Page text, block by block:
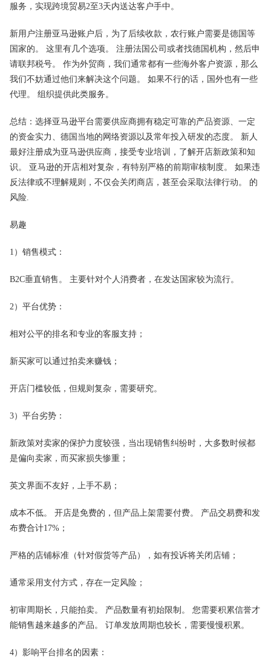
服务，实现跨境贸易2至3天内送达客户手中。
新用户注册亚马逊账户后，为了后续收款，农行账户需要是德国等
国家的。 这里有几个选项。 注册法国公司或者找德国机构，然后申
请联邦税号。 作为外贸商，我们通常都有一些海外客户资源，那么
我们不妨通过他们来解决这个问题。 如果不行的话，国外也有一些
代理。 组织提供此类服务。
总结：选择亚马逊平台需要供应商拥有稳定可靠的产品资源、一定
的资金实力、德国当地的网络资源以及常年投入研发的态度。 新人
最好注册成为亚马逊供应商，接受专业培训，了解开店新政策和知
识。 亚马逊的开店相对复杂，有特别严格的前期审核制度。 如果违
反法律或不理解规则，不仅会关闭商店，甚至会采取法律行动。 的
风险.
易趣
1）销售模式：
B2C垂直销售。 主要针对个人消费者，在发达国家较为流行。
2）平台优势：
相对公平的排名和专业的客服支持；
新买家可以通过拍卖来赚钱；
开店门槛较低，但规则复杂，需要研究。
3）平台劣势：
新政策对卖家的保护力度较强，当出现销售纠纷时，大多数时候都
是偏向卖家，而买家损失惨重；
英文界面不友好，上手不易；
成本不低。 开店是免费的，但产品上架需要付费。 产品交易费和发
布费合计17%；
严格的店铺标准（针对假货等产品），如有投诉将关闭店铺；
通常采用支付方式，存在一定风险；
初审周期长，只能拍卖。 产品数量有初始限制。 您需要积累信誉才
能销售越来越多的产品。 订单发放周期也较长，需要慢慢积累。
4）影响平台排名的因素：